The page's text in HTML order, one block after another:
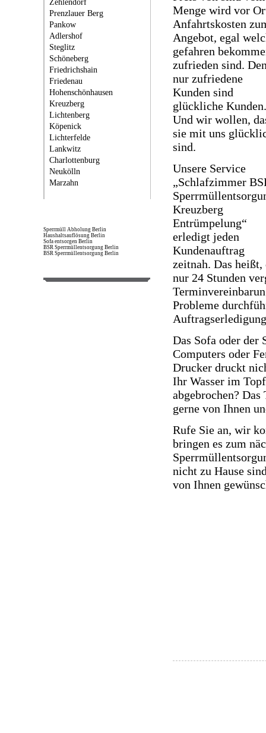
Prenzlauer Berg
Pankow
Adlershof
Steglitz
Schöneberg
Friedrichshain
Friedenau
Hohenschönhausen
Kreuzberg
Lichtenberg
Köpenick
Lichterfelde
Lankwitz
Charlottenburg
Neukölln
Marzahn
Sperrmüll Abholung Berlin
Haushaltsauflösung Berlin
Sofa entsorgen Berlin
BSR Sperrmüllentsorgung Berlin
BSR Sperrmüllentsorgung Berlin
Menge wird vor
Anfahrtskosten
Angebot, egal
gefahren
zufrieden sind.
nur zufriedene
Kunden sind
glückliche Kunden.
Und wir wollen,
sie mit uns
sind.
Unsere Service
„Schlafzimmer
Kreuzberg
Entrümpelung“
erledigt jeden
Kundenauftrag
zeitnah. Das
nur 24 Stunden
Probleme
Das Sofa oder der
Computers oder
Drucker druckt
Ihr Wasser im
abgebrochen?
gerne von Ihnen
Rufe Sie an, wir
bringen es zum
nicht zu Hause
von Ihnen